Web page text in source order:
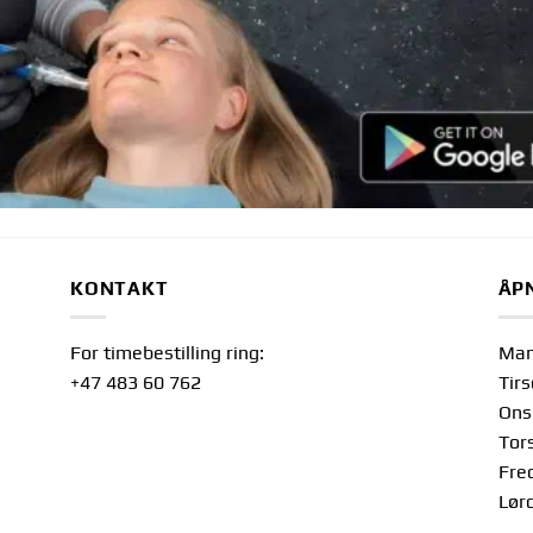
KONTAKT
For timebestilling ring:
+47 483 60 762